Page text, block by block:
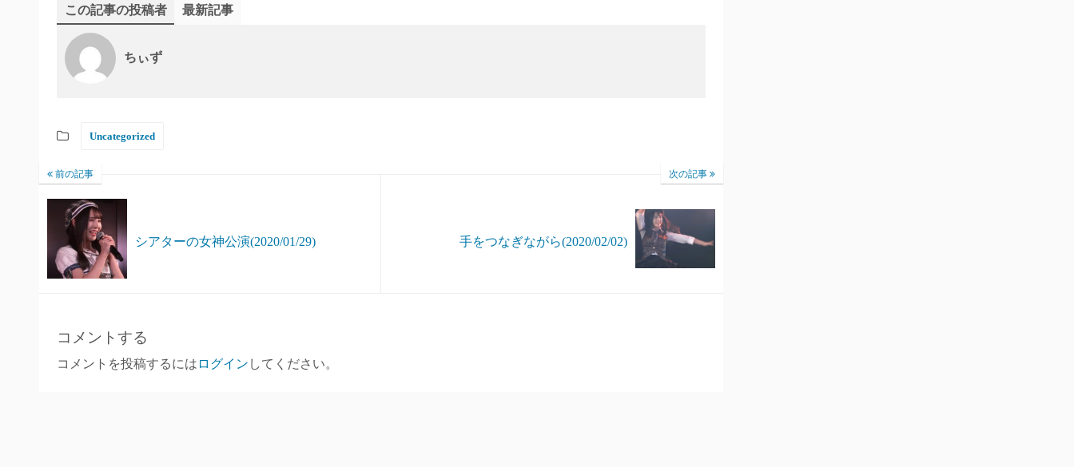
この記事の投稿者 最新記事
ちぃず
Uncategorized
前の記事
シアターの女神公演(2020/01/29)
次の記事
手をつなぎながら(2020/02/02)
コメントする
コメントを投稿するには ログイン してください。